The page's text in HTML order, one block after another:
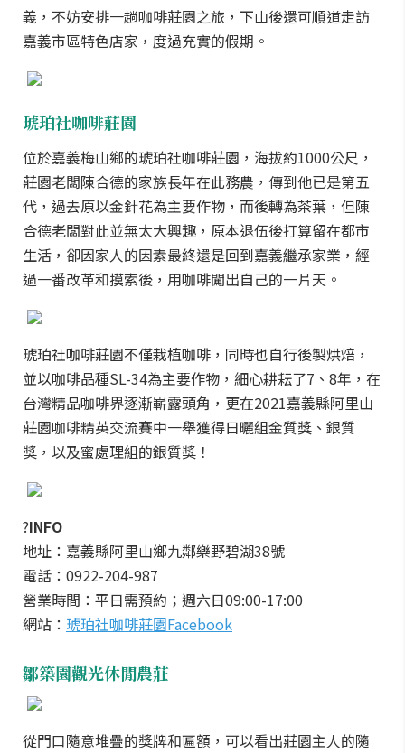
義，不妨安排一趟咖啡莊園之旅，下山後還可順道走訪
嘉義市區特色店家，度過充實的假期。
琥珀社咖啡莊園
位於嘉義梅山鄉的琥珀社咖啡莊園，海拔約1000公尺，
莊園老闆陳合德的家族長年在此務農，傳到他已是第五
代，過去原以金針花為主要作物，而後轉為茶葉，但陳
合德老闆對此並無太大興趣，原本退伍後打算留在都市
生活，卻因家人的因素最終還是回到嘉義繼承家業，經
過一番改革和摸索後，用咖啡闖出自己的一片天。
琥珀社咖啡莊園不僅栽植咖啡，同時也自行後製烘焙，
並以咖啡品種SL-34為主要作物，細心耕耘了7、8年，在
台灣精品咖啡界逐漸嶄露頭角，更在2021嘉義縣阿里山
莊園咖啡精英交流賽中一舉獲得日曬組金質獎、銀質
獎，以及蜜處理組的銀質獎！
?INFO
地址：嘉義縣阿里山鄉九鄰樂野碧湖38號
電話：0922-204-987
營業時間：平日需預約；週六日09:00-17:00
網站： 琥珀社咖啡莊園Facebook
鄒築園觀光休閒農莊
從門口隨意堆疊的獎牌和匾額，可以看出莊園主人的隨